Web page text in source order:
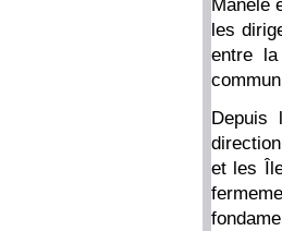
Manele
les
entre
Depuis
et les